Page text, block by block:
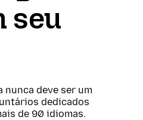
seu
nunca deve ser um
dedicados
de 90 idiomas.